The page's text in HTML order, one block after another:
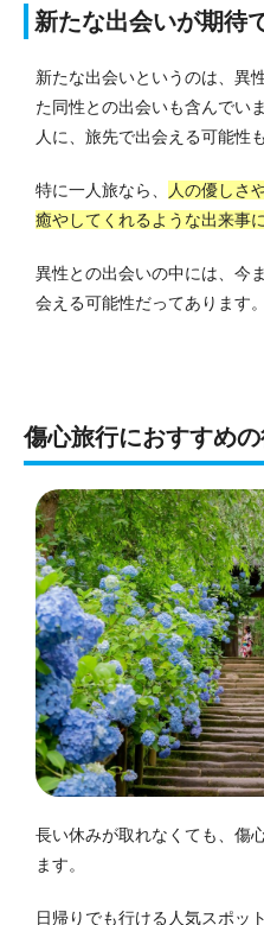
新たな出会いが期待
新たな出会いというのは、異
た同性との出会いも含んでいま
人に、旅先で出会える可能性
特に一人旅なら、
人の優しさ
癒やしてくれるような出来事
異性との出会いの中には、今
会える可能性だってあります。
傷心旅行におすすめの
長い休みが取れなくても、傷
ます。
日帰りでも行ける人気スポッ